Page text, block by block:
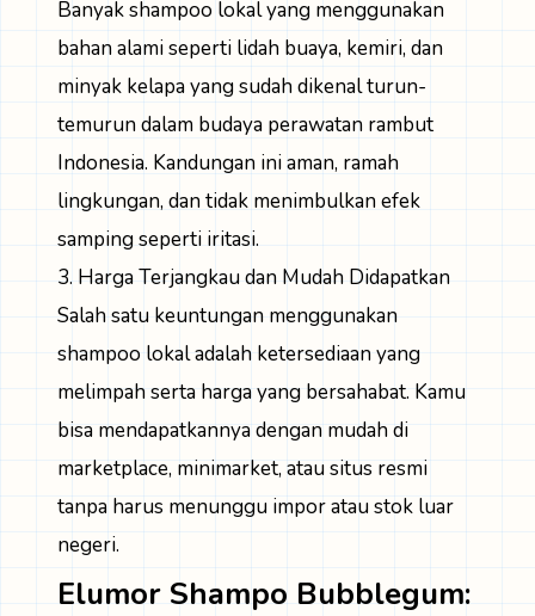
Banyak shampoo lokal yang menggunakan
bahan alami seperti lidah buaya, kemiri, dan
minyak kelapa yang sudah dikenal turun-
temurun dalam budaya perawatan rambut
Indonesia. Kandungan ini aman, ramah
lingkungan, dan tidak menimbulkan efek
samping seperti iritasi.
3. Harga Terjangkau dan Mudah Didapatkan
Salah satu keuntungan menggunakan
shampoo lokal adalah ketersediaan yang
melimpah serta harga yang bersahabat. Kamu
bisa mendapatkannya dengan mudah di
marketplace, minimarket, atau situs resmi
tanpa harus menunggu impor atau stok luar
negeri.
Elumor Shampo Bubblegum: